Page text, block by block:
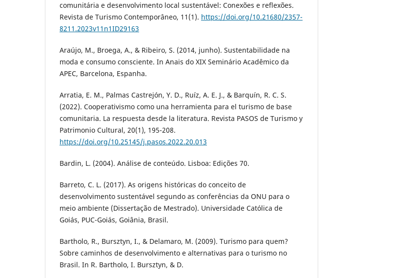
comunitária e desenvolvimento local sustentável: Conexões e reflexões.
Revista de Turismo Contemporâneo, 11(1). https://doi.org/10.21680/2357-
8211.2023v11n1ID29163
Araújo, M., Broega, A., & Ribeiro, S. (2014, junho). Sustentabilidade na
moda e consumo consciente. In Anais do XIX Seminário Acadêmico da
APEC, Barcelona, Espanha.
Arratia, E. M., Palmas Castrejón, Y. D., Ruíz, A. E. J., & Barquín, R. C. S.
(2022). Cooperativismo como una herramienta para el turismo de base
comunitaria. La respuesta desde la literatura. Revista PASOS de Turismo y
Patrimonio Cultural, 20(1), 195-208.
https://doi.org/10.25145/j.pasos.2022.20.013
Bardin, L. (2004). Análise de conteúdo. Lisboa: Edições 70.
Barreto, C. L. (2017). As origens históricas do conceito de
desenvolvimento sustentável segundo as conferências da ONU para o
meio ambiente (Dissertação de Mestrado). Universidade Católica de
Goiás, PUC-Goiás, Goiânia, Brasil.
Bartholo, R., Bursztyn, I., & Delamaro, M. (2009). Turismo para quem?
Sobre caminhos de desenvolvimento e alternativas para o turismo no
Brasil. In R. Bartholo, I. Bursztyn, & D.